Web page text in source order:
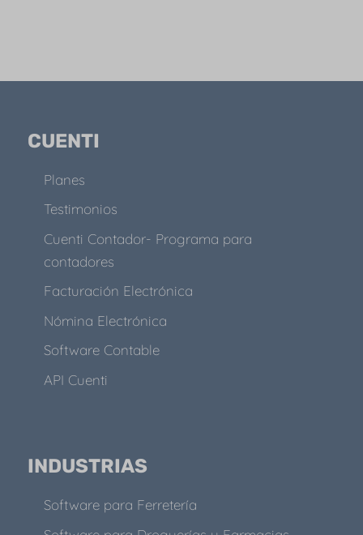
CUENTI
Planes
Testimonios
Cuenti Contador- Programa para
contadores
Facturación Electrónica
Nómina Electrónica
Software Contable
API Cuenti
INDUSTRIAS
Software para Ferretería